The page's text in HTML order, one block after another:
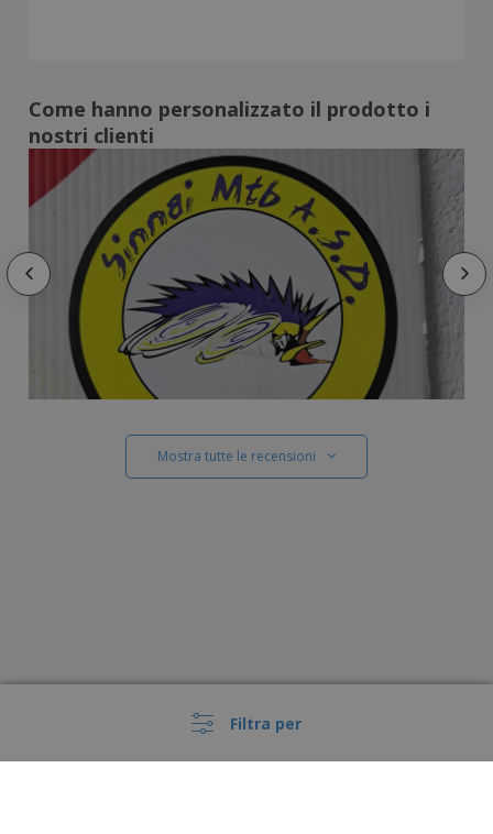
Filtra per
Come hanno personalizzato il prodotto i
nostri clienti
Mostra tutte le recensioni